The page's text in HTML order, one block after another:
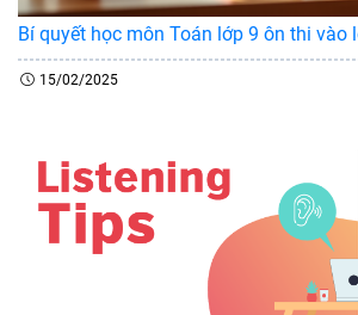
Bí quyết học môn Toán lớp 9 ôn thi vào
15/02/2025